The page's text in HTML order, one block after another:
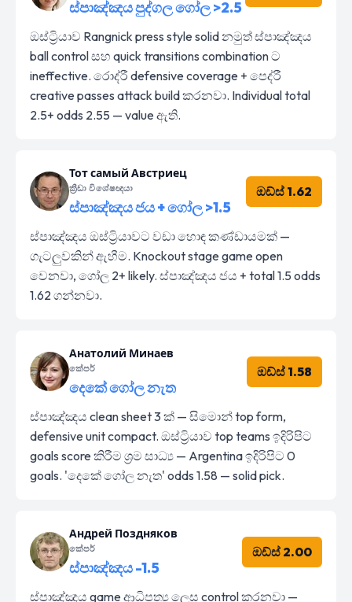
ස්පාඤ්ඤය පුද්ගල ගෝල >2.5
ඔස්ට්‍රියාව Rangnick press style solid නමුත් ස්පාඤ්ඤය
ball control සහ quick transitions combination ට
ineffective. රොද්රී defensive coverage + පෙද්රී
creative passes attack build කරනවා. Individual total
2.5+ odds 2.55 — value ඇති.
Тот самый Австриец
ක්‍රීඩා විශේෂඥයා
ස්පාඤ්ඤය ජය + ගෝල >1.5
ඔඩ්ස් 1.62
ස්පාඤ්ඤය ඔස්ට්‍රියාවට වඩා හොඳ කණ්ඩායමක් —
ගැටලුවකින් ඇහීම. Knockout stage game open
වෙනවා, ගෝල 2+ likely. ස්පාඤ්ඤය ජය + total 1.5 odds
1.62 ගන්නවා.
Анатолий Минаев
කේපර්
දෙකේ ගෝල නැත
ඔඩ්ස් 1.58
ස්පාඤ්ඤය clean sheet 3 ක් — සිමොන් top form,
defensive unit compact. ඔස්ට්‍රියාව top teams ඉදිරිපිට
goals score කිරීම ශ්‍රම සාධ්‍ය — Argentina ඉදිරිපිට 0
goals. 'දෙකේ ගෝල නැත' odds 1.58 — solid pick.
Андрей Поздняков
කේපර්
ස්පාඤ්ඤය -1.5
ඔඩ්ස් 2.00
ස්පාඤ්ඤය game ආධිපත්‍ය ලෙස control කරනවා —